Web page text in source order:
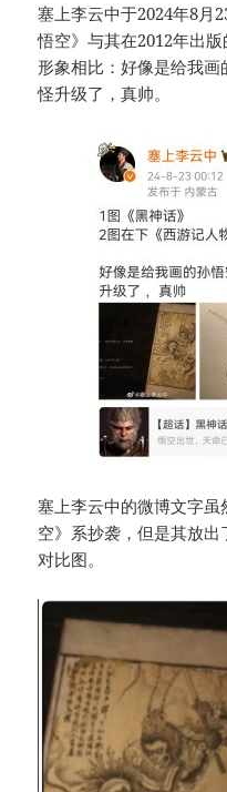
塞上李云中于2024年8月
悟空》与其在2012年出
形象相比：好像是给我
怪升级了，真帅。
塞上李云中的微博文字
空》系抄袭，但是其放
对比图。